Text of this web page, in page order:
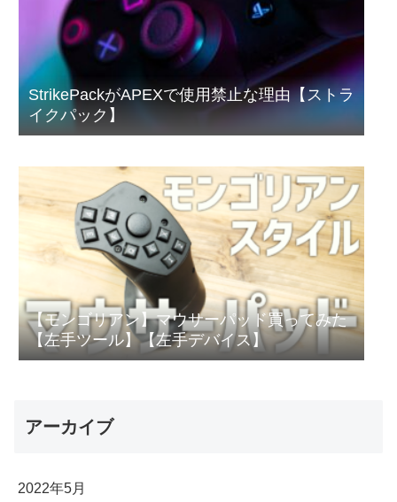
StrikePackがAPEXで使用禁止な理由【ストラ
イクパック】
【モンゴリアン】マウサーパッド買ってみた
【左手ツール】【左手デバイス】
アーカイブ
2022年5月